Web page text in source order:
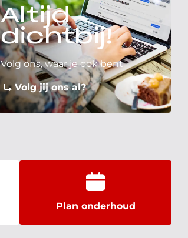
Altijd
dichtbij!
Volg ons, waar je ook bent
Volg jij ons al?
Plan onderhoud